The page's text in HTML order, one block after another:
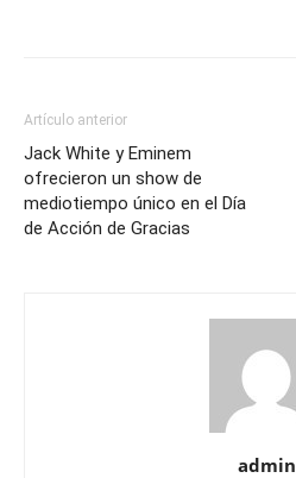
Artículo anterior
Jack White y Eminem
ofrecieron un show de
mediotiempo único en el Día
de Acción de Gracias
admin